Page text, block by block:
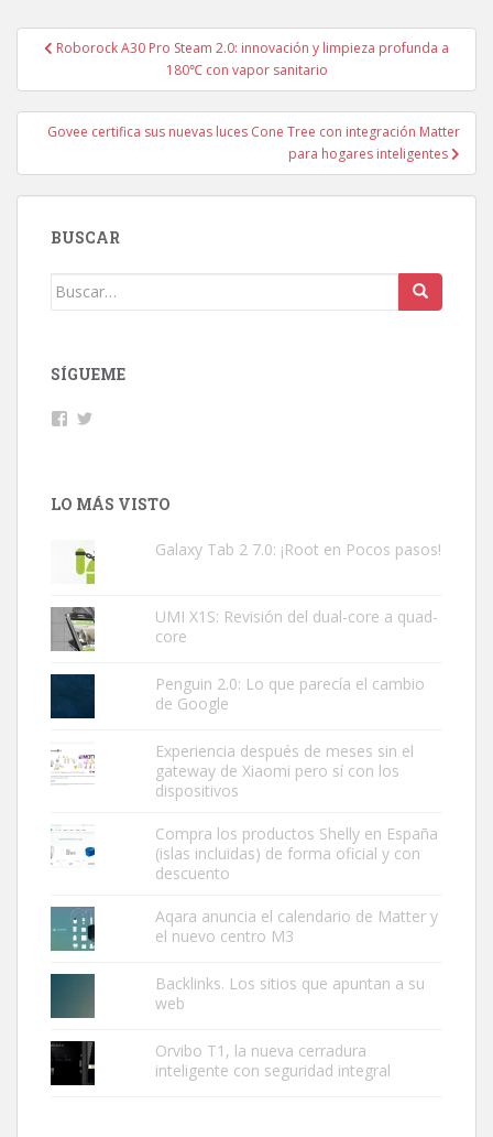
Navegación
entradas
Roborock A30 Pro Steam 2.0: innovación y limpieza profunda a
180℃ con vapor sanitario
Govee certifica sus nuevas luces Cone Tree con integración Matter
para hogares inteligentes
BUSCAR
Buscar:
SÍGUEME
Facebook
LO MÁS VISTO
Galaxy Tab 2 7.0: ¡Root en Pocos pasos!
UMI X1S: Revisión del dual-core a quad-
core
Penguin 2.0: Lo que parecía el cambio
de Google
Experiencia después de meses sin el
gateway de Xiaomi pero sí con los
dispositivos
Compra los productos Shelly en España
(islas incluidas) de forma oficial y con
descuento
Aqara anuncia el calendario de Matter y
el nuevo centro M3
Backlinks. Los sitios que apuntan a su
web
Orvibo T1, la nueva cerradura
inteligente con seguridad integral